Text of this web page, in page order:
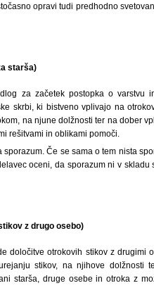
opravi tudi predhodno
starša)
za začetek postopka o varstvu
skrbi, ki bistveno vplivajo na
na njune dolžnosti ter na dober
rešitvami in oblikami pomoči.
Če se sama o tem nista
oceni, da sporazum ni v skladu
z drugo osebo)
določitve otrokovih stikov z drugimi
stikov, na njihove dolžnosti
starša, druge osebe in otroka z